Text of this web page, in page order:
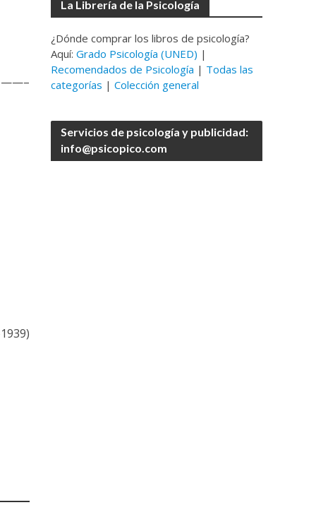
——–
La Librería de la Psicología
¿Dónde comprar los libros de psicología?
Aquí:Grado Psicología (UNED) |
Recomendados de Psicología | Todas las
categorías |Colección general
Servicios de psicología y publicidad:
info@psicopico.com